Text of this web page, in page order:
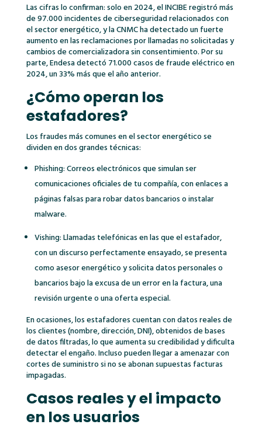
Las cifras lo confirman: solo en 2024, el INCIBE registró más
de 97.000 incidentes de ciberseguridad relacionados con
el sector energético, y la CNMC ha detectado un fuerte
aumento en las reclamaciones por llamadas no solicitadas y
cambios de comercializadora sin consentimiento. Por su
parte, Endesa detectó 71.000 casos de fraude eléctrico en
2024, un 33% más que el año anterior.
¿Cómo operan los
estafadores?
Los fraudes más comunes en el sector energético se
dividen en dos grandes técnicas:
Phishing: Correos electrónicos que simulan ser
comunicaciones oficiales de tu compañía, con enlaces a
páginas falsas para robar datos bancarios o instalar
malware.
Vishing: Llamadas telefónicas en las que el estafador,
con un discurso perfectamente ensayado, se presenta
como asesor energético y solicita datos personales o
bancarios bajo la excusa de un error en la factura, una
revisión urgente o una oferta especial.
En ocasiones, los estafadores cuentan con datos reales de
los clientes (nombre, dirección, DNI), obtenidos de bases
de datos filtradas, lo que aumenta su credibilidad y dificulta
detectar el engaño. Incluso pueden llegar a amenazar con
cortes de suministro si no se abonan supuestas facturas
impagadas.
Casos reales y el impacto
en los usuarios